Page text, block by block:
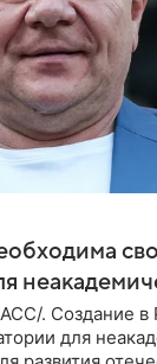
. Создание в
для